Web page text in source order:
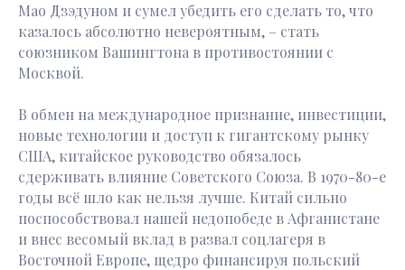
Мао Дзэдуном и сумел убедить его сделать то, что
казалось абсолютно невероятным, – стать
союзником Вашингтона в противостоянии с
Москвой.
В обмен на международное признание, инвестиции,
новые технологии и доступ к гигантскому рынку
США, китайское руководство обязалось
сдерживать влияние Советского Союза. В 1970-80-е
годы всё шло как нельзя лучше. Китай сильно
поспособствовал нашей недопобеде в Афганистане
и внес весомый вклад в развал соцлагеря в
Восточной Европе, щедро финансируя польский